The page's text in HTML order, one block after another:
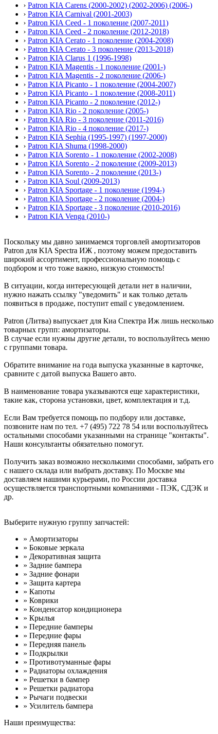
› Patron KIA Carens (2000-2002) (2002-2006) (2006-)
› Patron KIA Carnival (2001-2003)
› Patron KIA Ceed - 1 поколение (2007-2011)
› Patron KIA Ceed - 2 поколение (2012-2018)
› Patron KIA Cerato - 1 поколение (2004-2008)
› Patron KIA Cerato - 3 поколение (2013-2018)
› Patron KIA Clarus 1 (1996-1998)
› Patron KIA Magentis - 1 поколение (2001-)
› Patron KIA Magentis - 2 поколение (2006-)
› Patron KIA Picanto - 1 поколение (2004-2007)
› Patron KIA Picanto - 1 поколение (2008-2011)
› Patron KIA Picanto - 2 поколение (2012-)
› Patron KIA Rio - 2 поколение (2005-)
› Patron KIA Rio - 3 поколение (2011-2016)
› Patron KIA Rio - 4 поколение (2017-)
› Patron KIA Sephia (1995-1997) (1997-2000)
› Patron KIA Shuma (1998-2000)
› Patron KIA Sorento - 1 поколение (2002-2008)
› Patron KIA Sorento - 2 поколение (2009-2013)
› Patron KIA Sorento - 2 поколение (2013-)
› Patron KIA Soul (2009-2013)
› Patron KIA Sportage - 1 поколение (1994-)
› Patron KIA Sportage - 2 поколение (2004-)
› Patron KIA Sportage - 3 поколение (2010-2016)
› Patron KIA Venga (2010-)
Поскольку мы давно занимаемся торговлей амортизаторов
Patron для KIA Spectra ИЖ , поэтому можем предоставить
широкий ассортимент, профессиональную помощь с
подбором и что тоже важно, низкую стоимость!
В ситуации, когда интересующей детали нет в наличии,
нужно нажать ссылку "уведомить" и как только деталь
появиться в продаже, поступит email с уведомлением.
Patron (Литва) выпускает для Киа Спектра Иж лишь несколько
товарных групп: амортизаторы.
В случае если нужны другие детали, то воспользуйтесь меню
с группами товара.
Обратите внимание на года выпуска указанные в карточке,
сравните с датой выпуска Вашего авто.
В наименование товара указываются еще характеристики,
такие как, сторона установки, цвет, комплектация и т.д.
Если Вам требуется помощь по подбору или доставке,
позвоните нам по тел. +7 (495) 722 78 54 или воспользуйтесь
остальными способами указанными на странице "контакты".
Наши консультанты обязательно помогут.
Получить заказ возможно несколькими способами, забрать его
с нашего склада или выбрать доставку. По Москве мы
доставляем нашими курьерами, по России доставка
осуществляется транспортными компаниями - ПЭК, СДЭК и
др.
Выберите нужную группу запчастей:
» Амортизаторы
» Боковые зеркала
» Декоративная защита
» Задние бампера
» Задние фонари
» Защита картера
» Капоты
» Коврики
» Конденсатор кондиционера
» Крылья
» Передние бамперы
» Передние фары
» Передняя панель
» Подкрылки
» Противотуманные фары
» Радиаторы охлаждения
» Решетки в бампер
» Решетки радиатора
» Рычаги подвески
» Усилитель бампера
Наши преимущества: